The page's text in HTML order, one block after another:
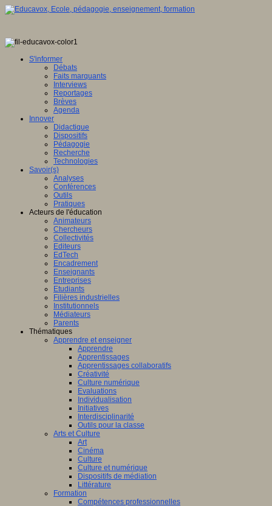
S'informer
Débats
Faits marquants
Interviews
Reportages
Brèves
Agenda
Innover
Didactique
Dispositifs
Pédagogie
Recherche
Technologies
Savoir(s)
Analyses
Conférences
Outils
Pratiques
Acteurs de l'éducation
Animateurs
Chercheurs
Collectivités
Editeurs
EdTech
Encadrement
Enseignants
Entreprises
Etudiants
Filières industrielles
Institutionnels
Médiateurs
Parents
Thématiques
Apprendre et enseigner
Apprendre
Apprentissages
Apprentissages collaboratifs
Créativité
Culture numérique
Evaluations
Individualisation
Initiatives
Interdisciplinarité
Outils pour la classe
Arts et Culture
Art
Cinéma
Culture
Culture et numérique
Dispositifs de médiation
Littérature
Formation
Compétences professionnelles